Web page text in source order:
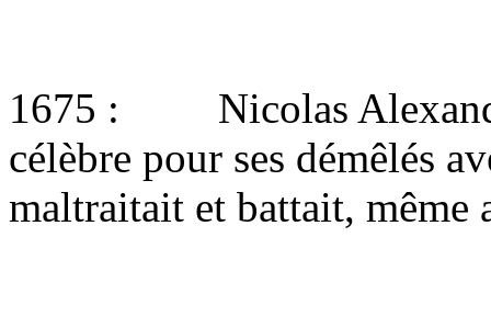
1675 : Nicolas
célèbre pour ses démêlés
maltraitait et battait, même